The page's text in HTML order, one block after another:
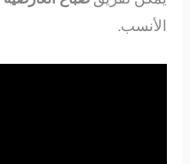
الأنسب.